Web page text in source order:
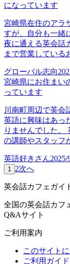
になっています
宮崎県在住のアラ
すが、自分も一緒
夜に通える英会話
まで営業している
グローバル志向
宮崎県にお住まい
っています
川南町周辺で英会
英語に興味はあっ
りませんでした。
の講師やスタッフ
英語好きさん2025/
1 2次へ
英会話カフェガイ
全国の英会話カフ
Q&Aサイト
ご利用案内
このサイト
ご利用ガイド